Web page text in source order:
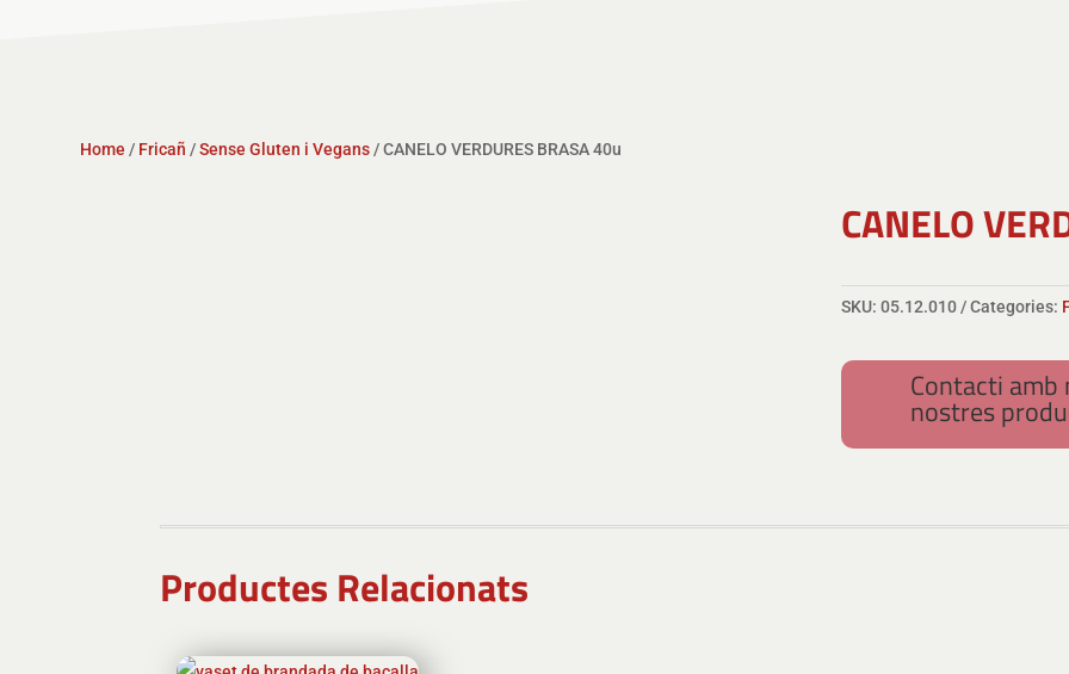
Home / Fricañ /Sense Gluten i Vegans / CANELO VERDURES BRASA 40u
CANELO
SKU:05.12.010 Categories:
Contacti
nostres
Productes Relacionats